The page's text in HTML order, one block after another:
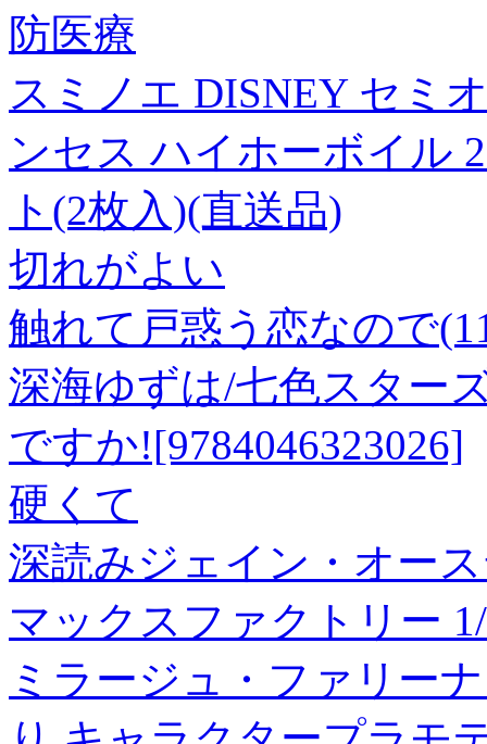
防医療
スミノエ DISNEY セミ
ンセス ハイホーボイル
ト(2枚入)(直送品)
切れがよい
触れて戸惑う恋なので
深海ゆずは/七色スター
ですか![9784046323026]
硬くて
深読みジェイン・オー
マックスファクトリー
ミラージュ・ファリー